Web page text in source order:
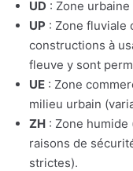
UD : Zone
UP : Zone fluviale
constructions à
fleuve y sont
UE : Zone
milieu urbain
ZH : Zone
raisons de
strictes).